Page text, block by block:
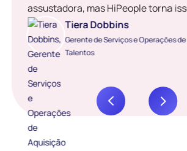
assustadora, mas HiPeople torna
Tiera Dobbins
Gerente de Serviços e Operações
Talentos